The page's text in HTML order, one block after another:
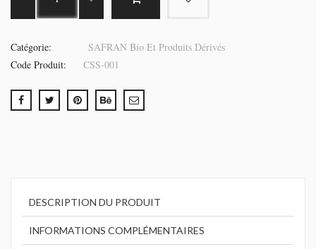
Catégorie:
SAFRAN Bio Et Produits Dérivés
Code Produit:
CSS-001
DESCRIPTION DU PRODUIT
INFORMATIONS COMPLÉMENTAIRES